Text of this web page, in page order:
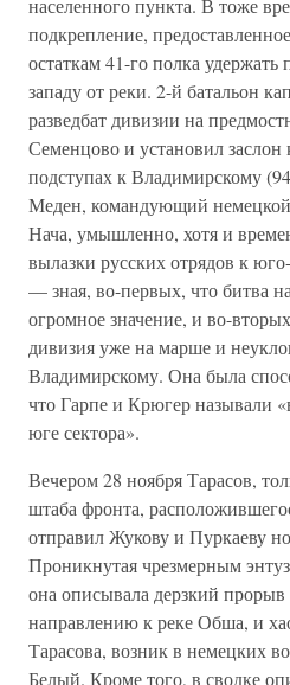
населенного пункта. В тоже
подкрепление,
остаткам 41-го полка
западу от реки. 2-й батальон
разведбат дивизии на
Семенцово и установил заслон
подступах к Владимирскому
Меден, командующий
Нача, умышленно, хотя и
вылазки русских отрядов к
— зная, во-первых, что битва
огромное значение, и во-
дивизия уже на марше и
Владимирскому. Она была
что Гарпе и Крюгер называли
юге сектора».
Вечером 28 ноября Тарасов,
штаба фронта,
отправил Жукову и Пуркаеву
Проникнутая чрезмерным
она описывала дерзкий
направлению к реке Обша, и
Тарасова, возник в немецких
Белый. Кроме того, в сводке